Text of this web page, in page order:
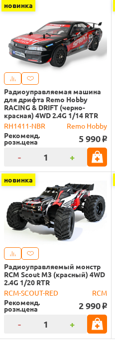
новинка
Радиоуправляемая машина
для дрифта Remo Hobby
RACING & DRIFT (черно-
красная) 4WD 2.4G 1/14 RTR
RH1411-NBR
Remo Hobby
Рекоменд.
розн.цена 5 990 o
- +
новинка
Радиоуправляемый монстр
RCM Scout M3 (красный) 4WD
2.4G 1/20 RTR
RCM-SCOUT-RED
RCM
Рекоменд.
розн.цена 2 990 o
- +